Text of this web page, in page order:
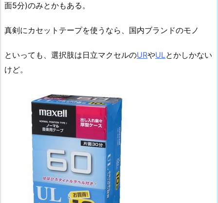
面5分)のみとかもある。
真剣にカセットテープを使うなら、国内ブランドのモノ
といっても、選択肢は日立マクセルのURやULとかしかない
けど。